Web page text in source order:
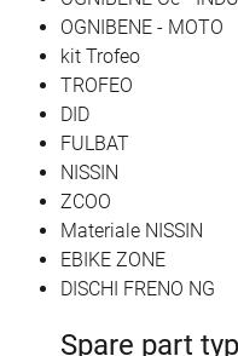
OGNIBENE - MOTO
kit Trofeo
TROFEO
DID
FULBAT
NISSIN
ZCOO
Materiale NISSIN
EBIKE ZONE
DISCHI FRENO NG
Spare part